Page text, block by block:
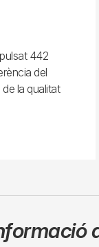
442
del
la qualitat